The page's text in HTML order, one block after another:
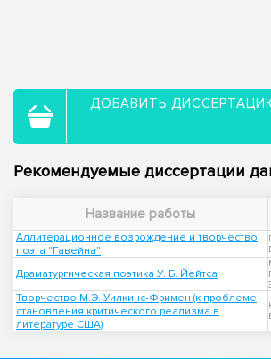
ДОБАВИТЬ
Рекомендуемые диссертации
Название работы
Аллитерационное возрождение и творчество
поэта "Гавейна"
Драматургическая поэтика У. Б. Йейтса
Творчество М.Э. Уилкинс-Фримен (к проблеме
становления критического реализма в
литературе США)